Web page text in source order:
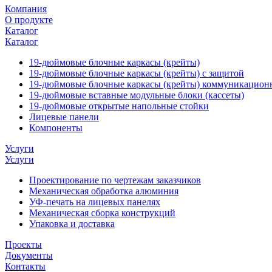
Компания
О продукте
Каталог
Каталог
19-дюймовые блочные каркасы (крейты)
19-дюймовые блочные каркасы (крейты) с защитой
19-дюймовые блочные каркасы (крейты)
19-дюймовые вставные модульные блоки (кассеты)
19-дюймовые открытые напольные стойки
Лицевые панели
Компоненты
Услуги
Услуги
Проектирование по чертежам заказчиков
Механическая обработка алюминия
УФ-печать на лицевых панелях
Механическая сборка конструкций
Упаковка и доставка
Проекты
Документы
Контакты